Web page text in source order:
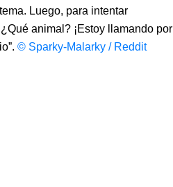
Luego, para intentar
animal? ¡Estoy llamando por
© Sparky-Malarky / Reddit